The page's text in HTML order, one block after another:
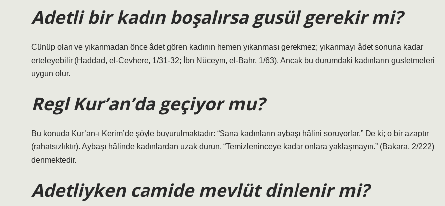
Adetli bir kadın boşalırsa gusül gerekir mi?
Cünüp olan ve yıkanmadan önce âdet gören kadının hemen yıkanması gerekmez; yıkanmayı âdet sonuna kadar
erteleyebilir (Haddad, el-Cevhere, 1/31-32; İbn Nüceym, el-Bahr, 1/63). Ancak bu durumdaki kadınların gusletmeleri
uygun olur.
Regl Kur’an’da geçiyor mu?
Bu konuda Kur’an-ı Kerim’de şöyle buyurulmaktadır: “Sana kadınların aybaşı hâlini soruyorlar.” De ki; o bir azaptır
(rahatsızlıktır). Aybaşı hâlinde kadınlardan uzak durun. “Temizleninceye kadar onlara yaklaşmayın.” (Bakara, 2/222)
denmektedir.
Adetliyken camide mevlüt dinlenir mi?